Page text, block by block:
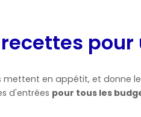
mettent en appétit, et donne
d'entrées pour tous les